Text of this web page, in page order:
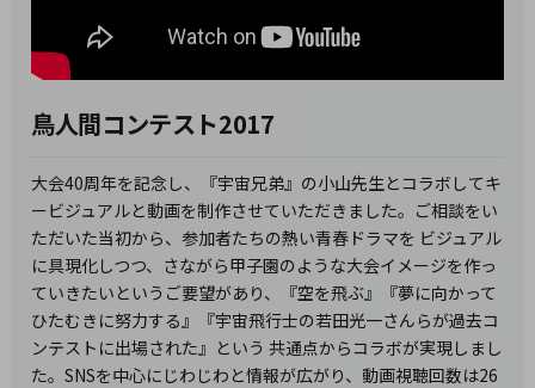
鳥人間コンテスト2017
大会40周年を記念し、『宇宙兄弟』の小山先生とコラボしてキ
ービジュアルと動画を制作させていただきました。ご相談をい
ただいた当初から、参加者たちの熱い青春ドラマを ビジュアル
に具現化しつつ、さながら甲子園のような大会イメージを作っ
ていきたいというご要望があり、『空を飛ぶ』『夢に向かって
ひたむきに努力する』『宇宙飛行士の若田光一さんらが過去コ
ンテストに出場された』という 共通点からコラボが実現しまし
た。SNSを中心にじわじわと情報が広がり、動画視聴回数は26